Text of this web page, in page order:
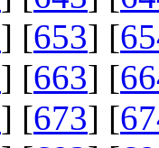
] [653] [
] [663] [
] [673] [